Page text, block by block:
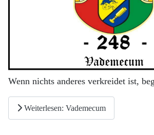
Wenn nichts anderes verkreidet ist,
Weiterlesen: Vademecum